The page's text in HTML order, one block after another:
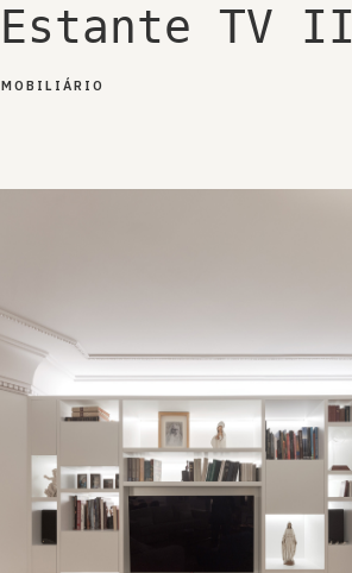
Estante TV II
MOBILIÁRIO